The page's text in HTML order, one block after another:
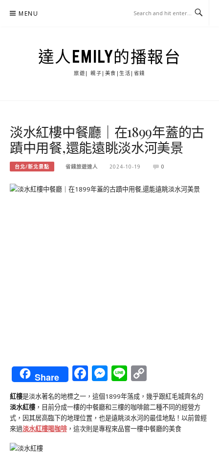
MENU
達人EMILY的播報台
旅遊| 親子|美食|生活|省錢
淡水紅樓中餐廳｜在1899年蓋的古
蹟中用餐,還能遠眺淡水河美景
台北/新北景點 省錢旅遊達人 2024-10-19 0
Share Facebook
Messenger
Line
Link
紅樓是淡水著名的地標之一，這個1899年落成，幾乎跟紅毛城齊名的
淡水紅樓，目前分成一樓的中餐廳和三樓的咖啡館二種不同的經營方
式，因其居高臨下的地理位置，也是遠眺淡水河的最佳地點！以前曾經
來過淡水紅樓喝咖啡 ，這次則是專程來品嘗一樓中餐廳的美食